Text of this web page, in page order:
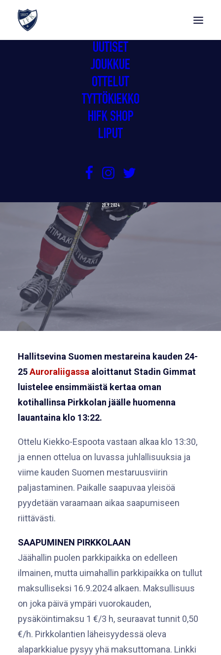
UUTISET
JOUKKUE
OTTELUT
TYTTÖKIEKKO
HIFK SHOP
LIPUT
GIMMOJEN JUHLAVA KAUDEN
20.9.2024
Hallitsevina Suomen mestareina kauden 24-
25Auroraliigassa aloittanut Stadin Gimmat
luistelee ensimmäistä kertaa oman
kotihallinsa Pirkkolan jäälle huomenna
lauantaina klo 13:22.
Ottelu Kiekko-Espoota vastaan alkaa klo 13:30,
ja ennen ottelua on luvassa juhlallisuuksia ja
viime kauden Suomen mestaruusviirin
paljastaminen. Paikalle saapuvaa yleisöä
pyydetään varaamaan aikaa saapumiseen
riittävästi.
SAAPUMINEN PIRKKOLAAN
Jäähallin puolen parkkipaikka on edelleen
ilmainen, mutta uimahallin parkkipaikka on tullut
maksulliseksi 16.9.2024 alkaen. Maksullisuus
on joka päivä ympäri vuorokauden,
pysäköintimaksu 1 €/3 h, seuraavat tunnit 0,50
€/h. Pirkkolantien läheisyydessä oleva
alaparkkialue pysyy yhä maksuttomana. Linkki